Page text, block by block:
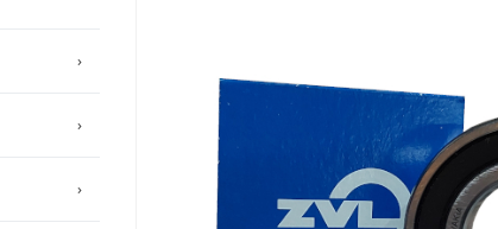
›
›
›